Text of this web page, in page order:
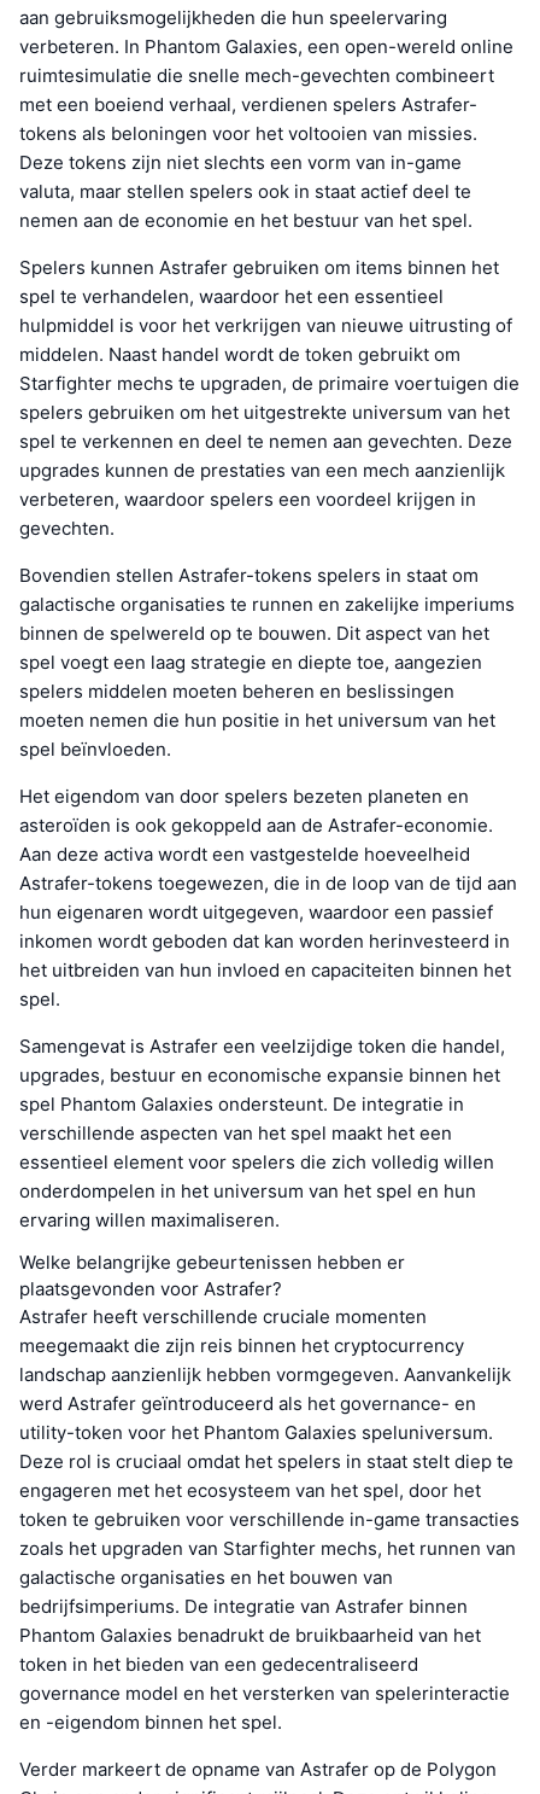
aan gebruiksmogelijkheden die hun speelervaring
verbeteren. In Phantom Galaxies, een open-wereld online
ruimtesimulatie die snelle mech-gevechten combineert
met een boeiend verhaal, verdienen spelers Astrafer-
tokens als beloningen voor het voltooien van missies.
Deze tokens zijn niet slechts een vorm van in-game
valuta, maar stellen spelers ook in staat actief deel te
nemen aan de economie en het bestuur van het spel.
Spelers kunnen Astrafer gebruiken om items binnen het
spel te verhandelen, waardoor het een essentieel
hulpmiddel is voor het verkrijgen van nieuwe uitrusting of
middelen. Naast handel wordt de token gebruikt om
Starfighter mechs te upgraden, de primaire voertuigen die
spelers gebruiken om het uitgestrekte universum van het
spel te verkennen en deel te nemen aan gevechten. Deze
upgrades kunnen de prestaties van een mech aanzienlijk
verbeteren, waardoor spelers een voordeel krijgen in
gevechten.
Bovendien stellen Astrafer-tokens spelers in staat om
galactische organisaties te runnen en zakelijke imperiums
binnen de spelwereld op te bouwen. Dit aspect van het
spel voegt een laag strategie en diepte toe, aangezien
spelers middelen moeten beheren en beslissingen
moeten nemen die hun positie in het universum van het
spel beïnvloeden.
Het eigendom van door spelers bezeten planeten en
asteroïden is ook gekoppeld aan de Astrafer-economie.
Aan deze activa wordt een vastgestelde hoeveelheid
Astrafer-tokens toegewezen, die in de loop van de tijd aan
hun eigenaren wordt uitgegeven, waardoor een passief
inkomen wordt geboden dat kan worden herinvesteerd in
het uitbreiden van hun invloed en capaciteiten binnen het
spel.
Samengevat is Astrafer een veelzijdige token die handel,
upgrades, bestuur en economische expansie binnen het
spel Phantom Galaxies ondersteunt. De integratie in
verschillende aspecten van het spel maakt het een
essentieel element voor spelers die zich volledig willen
onderdompelen in het universum van het spel en hun
ervaring willen maximaliseren.
Welke belangrijke gebeurtenissen hebben er
plaatsgevonden voor Astrafer?
Astrafer heeft verschillende cruciale momenten
meegemaakt die zijn reis binnen het cryptocurrency
landschap aanzienlijk hebben vormgegeven. Aanvankelijk
werd Astrafer geïntroduceerd als het governance- en
utility-token voor het Phantom Galaxies speluniversum.
Deze rol is cruciaal omdat het spelers in staat stelt diep te
engageren met het ecosysteem van het spel, door het
token te gebruiken voor verschillende in-game transacties
zoals het upgraden van Starfighter mechs, het runnen van
galactische organisaties en het bouwen van
bedrijfsimperiums. De integratie van Astrafer binnen
Phantom Galaxies benadrukt de bruikbaarheid van het
token in het bieden van een gedecentraliseerd
governance model en het versterken van spelerinteractie
en -eigendom binnen het spel.
Verder markeert de opname van Astrafer op de Polygon